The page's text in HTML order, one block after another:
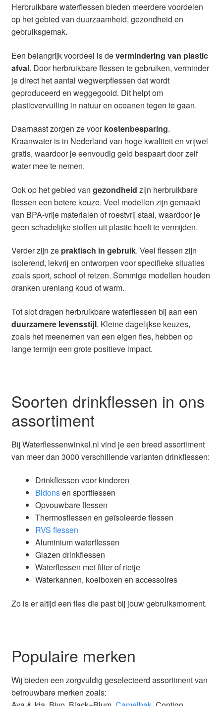
Herbruikbare waterflessen bieden meerdere voordelen
op het gebied van duurzaamheid, gezondheid en
gebruiksgemak.
Een belangrijk voordeel is devermindering van plastic
afval. Door herbruikbare flessen te gebruiken, verminder
je direct het aantal wegwerpflessen dat wordt
geproduceerd en weggegooid. Dit helpt om
plasticvervuiling in natuur en oceanen tegen te gaan.
Daarnaast zorgen ze voorkostenbesparing.
Kraanwater is in Nederland van hoge kwaliteit en vrijwel
gratis, waardoor je eenvoudig geld bespaart door zelf
water mee te nemen.
Ook op het gebied van gezondheid zijn herbruikbare
flessen een betere keuze. Veel modellen zijn gemaakt
van BPA-vrije materialen of roestvrij staal, waardoor je
geen schadelijke stoffen uit plastic hoeft te vermijden.
Verder zijn ze praktisch in gebruik. Veel flessen zijn
isolerend, lekvrij en ontworpen voor specifieke situaties
zoals sport, school of reizen. Sommige modellen houden
dranken urenlang koud of warm.
Tot slot dragen herbruikbare waterflessen bij aan een
duurzamere levensstijl. Kleine dagelijkse keuzes,
zoals het meenemen van een eigen fles, hebben op
lange termijn een grote positieve impact.
Soorten drinkflessen in ons
assortiment
Bij Waterflessenwinkel.nl vind je een breed assortiment
van meer dan 3000 verschillende varianten drinkflessen:
Drinkflessen voor kinderen
Bidonsen sportflessen
Opvouwbare flessen
Thermosflessen en geïsoleerde flessen
RVS flessen
Aluminium waterflessen
Glazen drinkflessen
Waterflessen met filter of rietje
Waterkannen, koelboxen en accessoires
Zo is er altijd een fles die past bij jouw gebruiksmoment.
Populaire merken
Wij bieden een zorgvuldig geselecteerd assortiment van
betrouwbare merken zoals: